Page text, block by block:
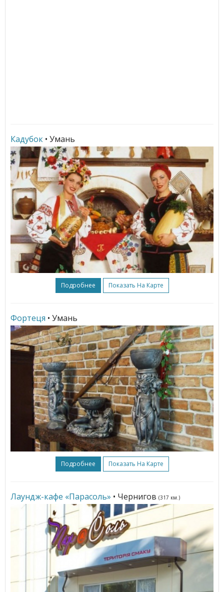
Кадубок • Умань
Подробнее Показать На Карте
Фортеця • Умань
Подробнее Показать На Карте
Лаундж-кафе «Парасоль» • Чернигов (317 км.)